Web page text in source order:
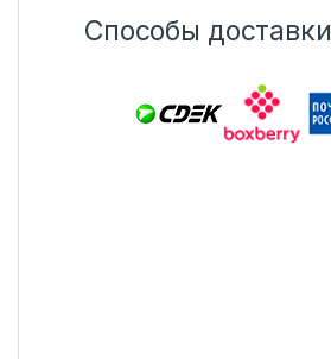
Способы доставки